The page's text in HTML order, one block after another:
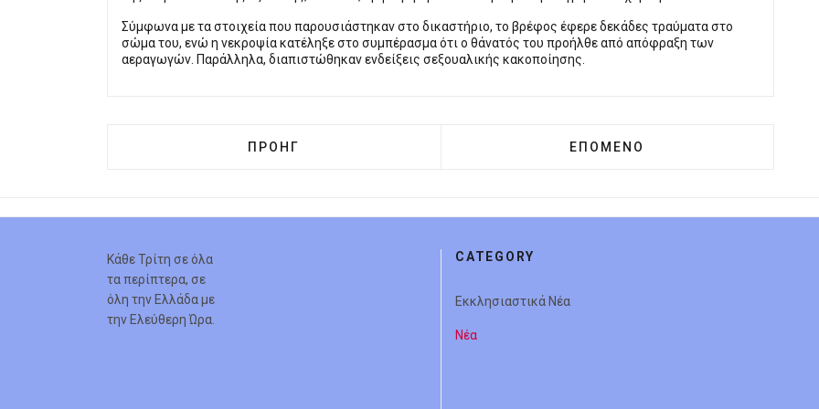
Σύμφωνα με τα στοιχεία που παρουσιάστηκαν στο δικαστήριο, το βρέφος έφερε δεκάδες τραύματα στο
σώμα του, ενώ η νεκροψία κατέληξε στο συμπέρασμα ότι ο θάνατός του προήλθε από απόφραξη των
αεραγωγών. Παράλληλα, διαπιστώθηκαν ενδείξεις σεξουαλικής κακοποίησης.
ΠΡΟΗΓΟΎΜΕΝΟ ΆΡΘΡΟ: BΡΑΔΙΆ ΥΠΕΡΗΦΆΝΕΙΑΣ ΚΑΙ ΔΌΞΑΣ
ΠΡΟΗΓ ΕΠΌΜΕΝΟ ΆΡΘΡΟ: ΤΈΤΑΡΤΗ
ΕΠΌΜΕΝΟ
Κάθε Τρίτη σε όλα
τα περίπτερα, σε
όλη την Ελλάδα με
την Ελεύθερη Ώρα.
CATEGORY
Εκκλησιαστικά Νέα
Νέα